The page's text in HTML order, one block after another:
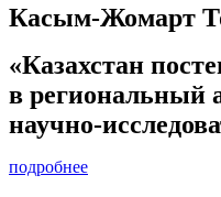
Касым-Жомарт
«Казахстан
в региональный
научно-
подробнее